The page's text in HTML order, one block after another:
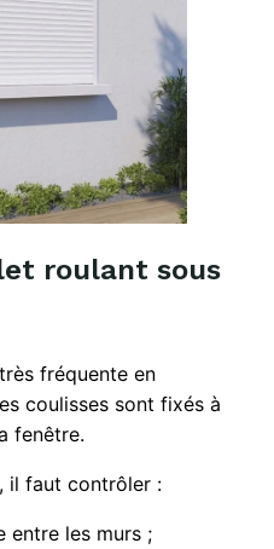
roulant sous
fréquente en
coulisses sont fixés à
fenêtre.
il faut contrôler :
entre les murs ;